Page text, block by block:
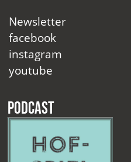
Newsletter
facebook
instagram
youtube
Podcast